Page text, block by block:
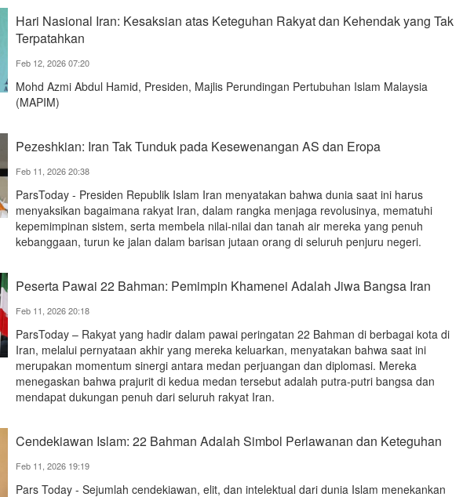
Hari Nasional Iran: Kesaksian atas Keteguhan Rakyat dan Kehendak yang Tak
Terpatahkan
Feb 12, 2026 07:20
Mohd Azmi Abdul Hamid, Presiden, Majlis Perundingan Pertubuhan Islam Malaysia
(MAPIM)
Pezeshkian: Iran Tak Tunduk pada Kesewenangan AS dan Eropa
Feb 11, 2026 20:38
ParsToday - Presiden Republik Islam Iran menyatakan bahwa dunia saat ini harus
menyaksikan bagaimana rakyat Iran, dalam rangka menjaga revolusinya, mematuhi
kepemimpinan sistem, serta membela nilai-nilai dan tanah air mereka yang penuh
kebanggaan, turun ke jalan dalam barisan jutaan orang di seluruh penjuru negeri.
Peserta Pawai 22 Bahman: Pemimpin Khamenei Adalah Jiwa Bangsa Iran
Feb 11, 2026 20:18
ParsToday – Rakyat yang hadir dalam pawai peringatan 22 Bahman di berbagai kota di
Iran, melalui pernyataan akhir yang mereka keluarkan, menyatakan bahwa saat ini
merupakan momentum sinergi antara medan perjuangan dan diplomasi. Mereka
menegaskan bahwa prajurit di kedua medan tersebut adalah putra-putri bangsa dan
mendapat dukungan penuh dari seluruh rakyat Iran.
Cendekiawan Islam: 22 Bahman Adalah Simbol Perlawanan dan Keteguhan
Feb 11, 2026 19:19
Pars Today - Sejumlah cendekiawan, elit, dan intelektual dari dunia Islam menekankan